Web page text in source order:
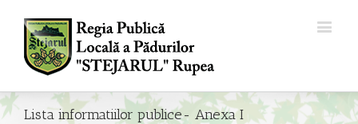
Lista informatiilor publice- Anexa I